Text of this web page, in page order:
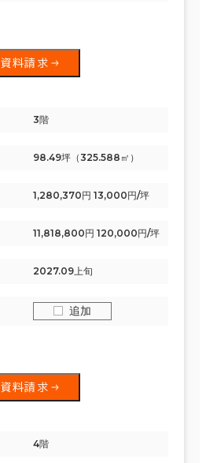
資料請求
3階
98.49坪（325.588㎡）
1,280,370円 13,000円/坪
11,818,800円 120,000円/坪
2027.09上旬
追加
資料請求
4階